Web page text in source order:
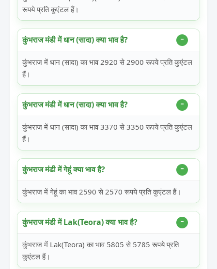
रूपये प्रति कुएंटल हैं।
कुंभराज मंडी में धान (सादा) क्या भाव है?
कुंभराज में धान (सादा) का भाव 2920 से 2900 रूपये प्रति कुएंटल
हैं।
कुंभराज मंडी में धान (सादा) क्या भाव है?
कुंभराज में धान (सादा) का भाव 3370 से 3350 रूपये प्रति कुएंटल
हैं।
कुंभराज मंडी में गेहूं क्या भाव है?
कुंभराज में गेहूं का भाव 2590 से 2570 रूपये प्रति कुएंटल हैं।
कुंभराज मंडी में Lak(Teora) क्या भाव है?
कुंभराज में Lak(Teora) का भाव 5805 से 5785 रूपये प्रति
कुएंटल हैं।